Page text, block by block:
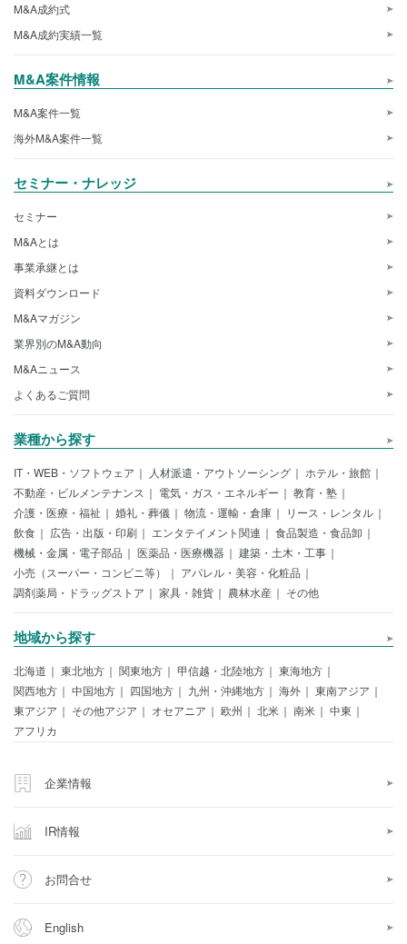
M&A成約式
M&A成約実績一覧
M&A案件情報
M&A案件一覧
海外M&A案件一覧
セミナー・ナレッジ
セミナー
M&Aとは
事業承継とは
資料ダウンロード
M&Aマガジン
業界別のM&A動向
M&Aニュース
よくあるご質問
業種から探す
IT・WEB・ソフトウェア 人材派遣・アウトソーシング
ホテル・旅館
不動産・ビルメンテナンス
電気・ガス・エネルギー
教育・塾
介護・医療・福祉
婚礼・葬儀 物流・運輸・倉庫
リース・レンタル
飲食
広告・出版・印刷 エンタテイメント関連
食品製造・食品卸
機械・金属・電子部品
医薬品・医療機器
建築・土木・工事
小売（スーパー・コンビニ等）
アパレル・美容・化粧品
調剤薬局・ドラッグストア
家具・雑貨 農林水産 その他
地域から探す
北海道 東北地方 関東地方 甲信越・北陸地方
東海地方
関西地方
中国地方 四国地方 九州・沖縄地方 海外
東南アジア
東アジア
その他アジア オセアニア 欧州 北米 南米
中東
アフリカ
企業情報
IR情報
お問合せ
English